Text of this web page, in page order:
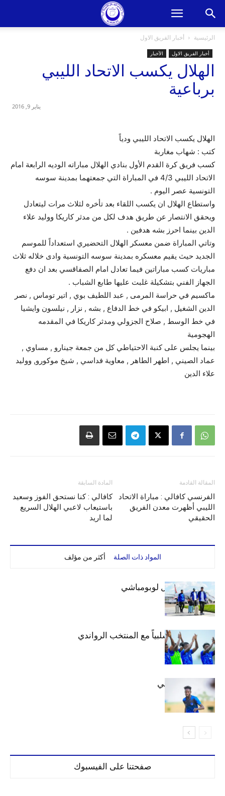
الرئيسية أخبار الفريق الاول
أخبار الفريق الاول الأخبار
الهلال يكسب الاتحاد الليبي
برباعية
يناير 9, 2016
الهلال يكسب الاتحاد الليبي ودياً
كتب : شهاب مغاربة
كسب فريق كرة القدم الأول بنادي الهلال مباراته الوديه الرابعة امام
الاتحاد الليبي 4/3 في المباراة التي جمعتهما بمدينة سوسه
التونسية عصر اليوم .
واستطاع الهلال ان يكسب اللقاء بعد تأخره لثلاث مرات ليتعادل
ويحقق الانتصار عن طريق هدف لكل من مدثر كاريكا ووليد علاء
الدين بينما احرز بشه هدفين .
وتاتي المباراة ضمن معسكر الهلال التحضيري استعداداً للموسم
الجديد حيث يقيم معسكره بمدينة سوسه التونسية وادى خلاله ثلاث
مباريات كسب مباراتين فيما تعادل امام الصفاقسي بعد ان دفع
الجهاز الفني بتشكيلة غلبت عليها طابع الشباب .
ماكسيم في حراسة المرمى , عبد اللطيف بوي , اتير توماس , نصر
الدين الشغيل , ابيكو في خط الدفاع , بشه , نزار , نيلسون وايشيا
في خط الوسط , صلاح الجزولي ومدثر كاريكا في المقدمه
الهجومية
بينما يجلس على كنبة الاحتياطي كل من جمعة جينارو , مساوي ,
عماد الصيني , اطهر الطاهر , معاوية فداسي , شيخ موكورو, ووليد
علاء الدين
المادة السابقة
كافالي : كنا نستحق الفوز وسعيد
باستيعاب لاعبي الهلال السريع
لما اريد
المقالة القادمة
الفرنسي كافالي : مباراة الاتحاد
الليبي أظهرت معدن الفريق
الحقيقي
المواد ذات الصلة أكثر من مؤلف
بعثة الهلال تصل لوبومباشي
الهلال يتعادل سلبياً مع المنتخب الرواندي
إعدادياً
كنن يصل كيجالي
صفحتنا على الفيسبوك